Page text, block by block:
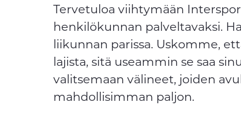
Tervetuloa viihtymään
henkilökunnan palveltavaksi.
liikunnan parissa. Uskomme,
lajista, sitä useammin se saa
valitsemaan välineet, joiden
mahdollisimman paljon.